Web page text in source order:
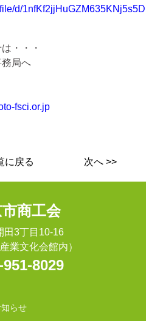
d/
・・・
局へ
fsci.or.jp
に戻る 次へ >>
商工会
田3丁目10-16
業文化会館内）
951-8029
知らせ